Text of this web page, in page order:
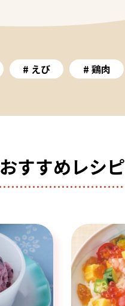
えび 鶏肉
おすすめレシピ